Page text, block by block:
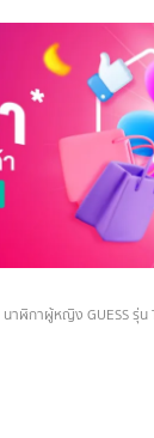
นาฬิกาผู้หญิง GUESS รุ่น